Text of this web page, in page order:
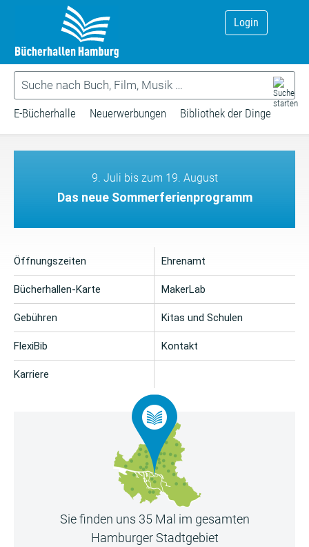
Login
E-Bücherhalle Neuerwerbungen Bibliothek der Dinge
9. Juli bis zum 19. August
Das neue Sommerferienprogramm
Öffnungszeiten
Bücherhallen-Karte
Gebühren
FlexiBib
Karriere
Ehrenamt
MakerLab
Kitas und Schulen
Kontakt
Sie finden uns 35 Mal im gesamten
Hamburger Stadtgebiet